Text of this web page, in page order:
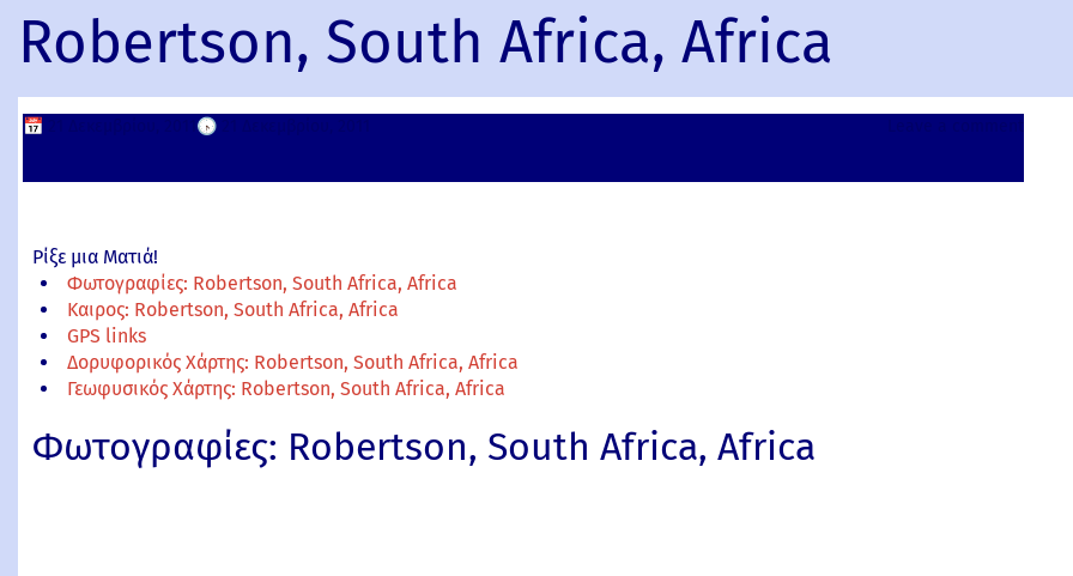
Robertson, South Africa, Africa
📅 🕟
Ρίξε μια Ματιά!
Φωτογραφίες: Robertson, South Africa, Africa
Καιρος: Robertson, South Africa, Africa
GPS links
Δορυφορικός Χάρτης: Robertson, South Africa, Africa
Γεωφυσικός Χάρτης: Robertson, South Africa, Africa
Φωτογραφίες: Robertson, South Africa, Africa